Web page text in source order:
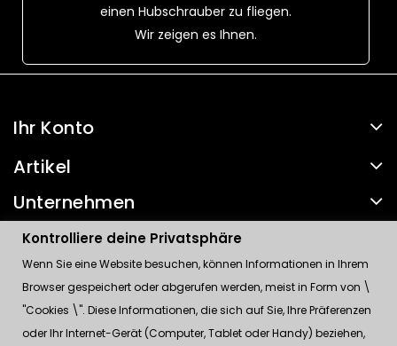
einen Hubschrauber zu fliegen.
Wir zeigen es Ihnen.
Ihr Konto
Artikel
Unternehmen
Kontakt
Kontrolliere deine Privatsphäre
Kontrolliere deine Privatsphäre
Wenn Sie eine Website besuchen, können Informationen in Ihrem
Browser gespeichert oder abgerufen werden, meist in Form von \
"Cookies \". Diese Informationen, die sich auf Sie, Ihre Präferenzen
oder Ihr Internet-Gerät (Computer, Tablet oder Handy) beziehen,